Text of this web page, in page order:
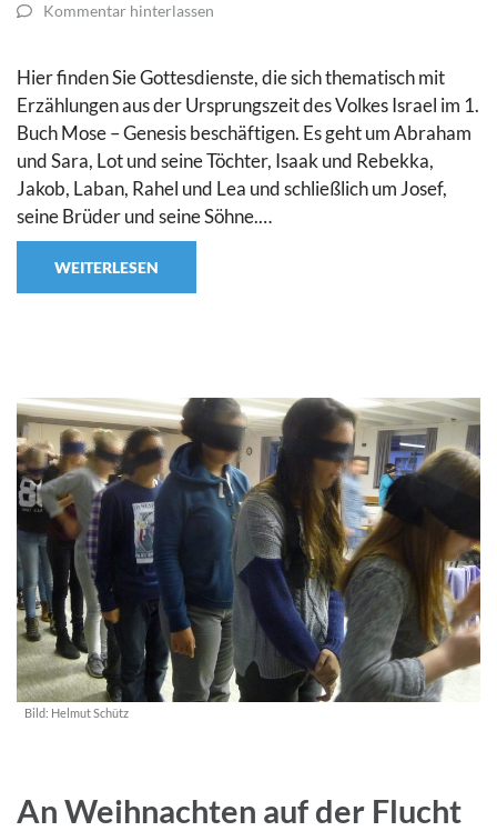
Kommentar hinterlassen
Hier finden Sie Gottesdienste, die sich thematisch mit
Erzählungen aus der Ursprungszeit des Volkes Israel im 1.
Buch Mose – Genesis beschäftigen. Es geht um Abraham
und Sara, Lot und seine Töchter, Isaak und Rebekka,
Jakob, Laban, Rahel und Lea und schließlich um Josef,
seine Brüder und seine Söhne.…
WEITERLESEN
Bild: Helmut Schütz
An Weihnachten auf der Flucht